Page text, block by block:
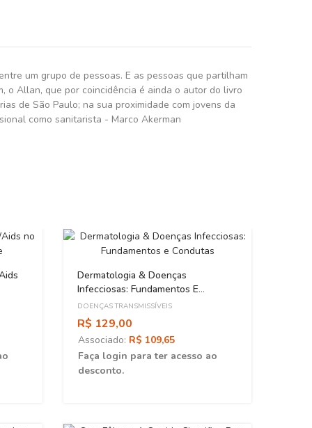
um grupo de pessoas. E as pessoas que partilham
o Allan, que por coincidência é ainda o autor do livro
de São Paulo; na sua proximidade com jovens da
como sanitarista - Marco Akerman
Dermatologia & Doenças
Infecciosas: Fundamentos E
Condutas
DOENÇAS TRANSMISSÍVEIS
R$ 129,00
Associado: R$ 109,65
Faça login para ter acesso ao
desconto.